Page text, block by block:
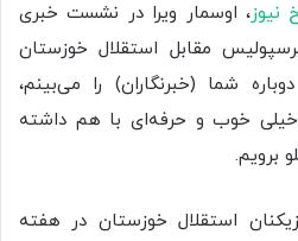
نیوز، اوسمار ویرا در نشست خبری
مقابل استقلال خوزستان
شما (خبرنگاران) را می‌بینم،
خیلی خوب و حرفه‌ای با هم داشته
برویم.
استقلال خوزستان در هفته